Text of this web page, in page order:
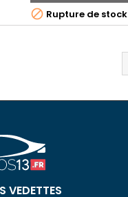
 Rupture de stock
VEDETTES